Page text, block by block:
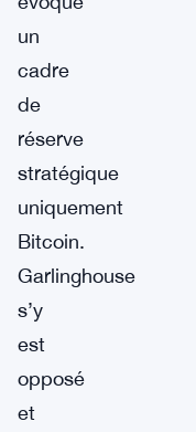
un
cadre
de
réserve
stratégique
uniquement
Bitcoin.
Garlinghouse
s’y
est
opposé
et